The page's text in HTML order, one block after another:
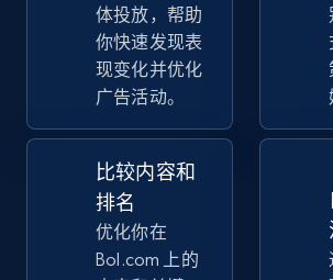
Amazon sellers info
Seller id, URL, Seller name,
info, Stars, Feedbacks, Return
2.5K+ 378+
体投放，帮助
你快速发现表
现变化并优化
广告活动。
比较内容和
排名
优化你在
Bol.com 上的